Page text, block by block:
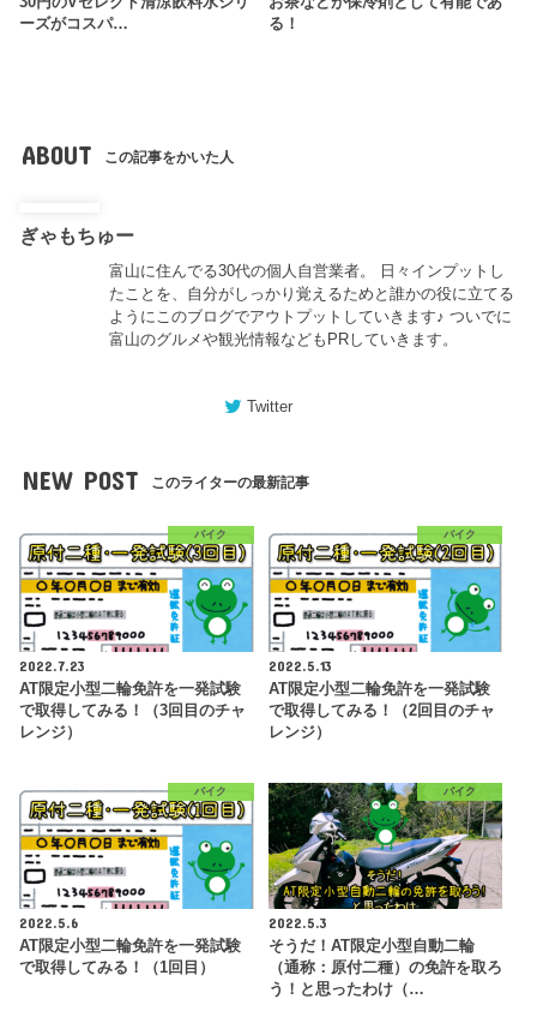
ーズがコスパ…
る！
ABOUT この記事をかいた人
ぎゃもちゅー
富山に住んでる30代の個人自営業者。 日々インプットし
たことを、自分がしっかり覚えるためと誰かの役に立てる
ようにこのブログでアウトプットしていきます♪ ついでに
富山のグルメや観光情報などもPRしていきます。
Twitter
NEW POST このライターの最新記事
バイク
2022.7.23
AT限定小型二輪免許を一発試験
で取得してみる！（3回目のチャ
レンジ）
バイク
2022.5.13
AT限定小型二輪免許を一発試験
で取得してみる！（2回目のチャ
レンジ）
バイク
2022.5.6
AT限定小型二輪免許を一発試験
で取得してみる！（1回目）
バイク
2022.5.3
そうだ！AT限定小型自動二輪
（通称：原付二種）の免許を取ろ
う！と思ったわけ（…